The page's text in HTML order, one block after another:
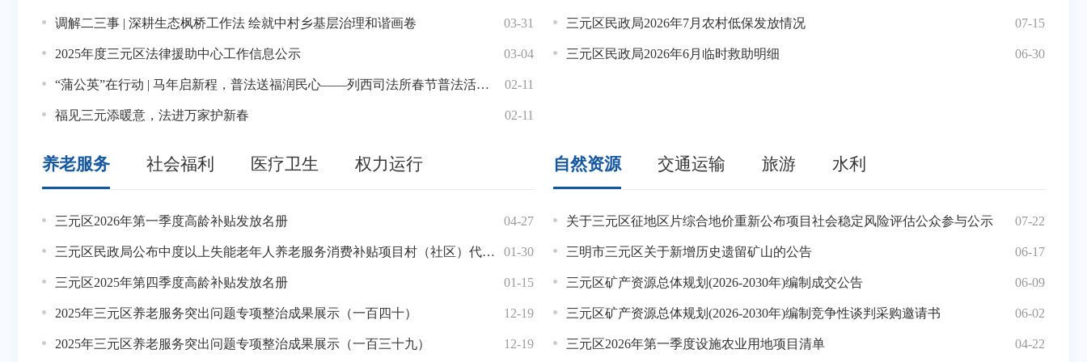
03-31
调解二三事 | 深耕生态枫桥工作法 绘就中村乡基层治理和谐画卷
03-04
2025年度三元区法律援助中心工作信息公示
02-11
“蒲公英”在行动 | 马年启新程，普法送福润民心——列西司法所春节普法活动暖心开展
02-11
福见三元添暖意，法进万家护新春
12-24
“如画三明 绿动省运”体育达人赛三元区分赛区来袭！报名通道开启
12-22
关于2025年下半年全区农村公益电影放映场次实施结果的公示
元国资
元国资
03-06
三元区住房和城乡建设局关于2026年3月三元区公共租赁住房货币补贴申请审核结果的公示
03-06
2026年申请三元区城镇户籍中等偏下收入家庭公共租赁住房一次性告知
07-15
三元区民政局2026年7月农村低保发放情况
06-30
三元区民政局2026年6月临时救助明细
养老服务 社会福利 医疗卫生 权力运行
04-27
三元区2026年第一季度高龄补贴发放名册
01-30
三元区民政局公布中度以上失能老年人养老服务消费补贴项目村（社区）代办人联系方式
01-15
三元区2025年第四季度高龄补贴发放名册
12-19
2025年三元区养老服务突出问题专项整治成果展示（一百四十）
12-19
2025年三元区养老服务突出问题专项整治成果展示（一百三十九）
07-15
三元区民政局2026年7月散居孤儿、事实无人抚养儿童统计表
07-14
关于印发《福建省残疾人证管理实施办法》的通知 闽残联组联[2017]221号
06-15
三元区民政局2026年6月散居孤儿、事实无人抚养儿童统计表
05-15
三元区民政局2026年5月散居孤儿、事实无人抚养儿童统计表
04-15
三元区民政局2026年4月散居孤儿、事实无人抚养儿童统计表
三元区
速来围
三元区
国家卫
三元区
自然资源 交通运输 旅游 水利
07-30
三元区流域面积50~200km2河流流域综合规划环境影响评价公示
04-09
2026年福建省重点河段、敏感水域采砂管理责任人名单
11-19
三明市三元区人民政府关于三明市三元区禁止开垦陡坡地范围划定成果的公告
09-10
三元区水利局关于局领导分工调整的通知
07-23
三元区水利局关于开展水库安全度汛检查工作的通知
07-22
关于三元区征地区片综合地价重新公布项目社会稳定风险评估公众参与公示
06-17
三明市三元区关于新增历史遗留矿山的公告
06-09
三元区矿产资源总体规划(2026-2030年)编制成交公告
06-02
三元区矿产资源总体规划(2026-2030年)编制竞争性谈判采购邀请书
04-22
三元区2026年第一季度设施农业用地项目清单